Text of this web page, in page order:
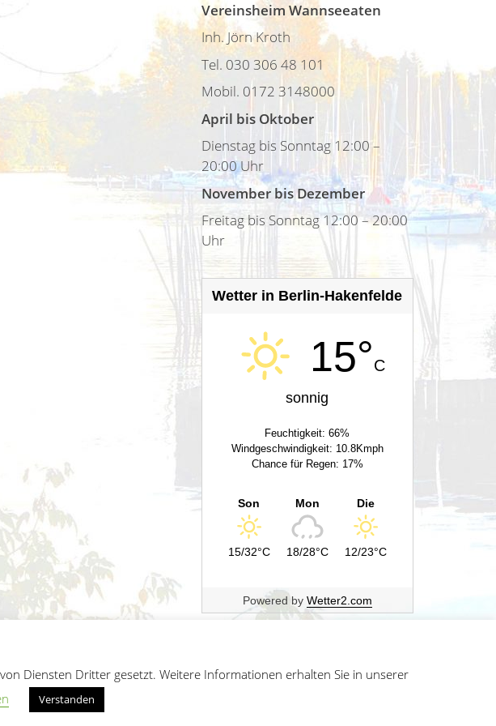
Vereinsheim Wannseeaten
Inh. Jörn Kroth
Tel. 030 306 48 101
Mobil. 0172 3148000
April bis Oktober
Dienstag bis Sonntag 12:00 –
20:00 Uhr
November bis Dezember
Freitag bis Sonntag 12:00 – 20:00
Uhr
Wetter in Berlin-Hakenfelde
15°C
sonnig
Feuchtigkeit: 66%
Windgeschwindigkeit: 10.8Kmph
Chance für Regen: 17%
Son
15/32°C
Mon
18/28°C
Die
12/23°C
Powered by Wetter2.com
Diensten Dritter gesetzt. Weitere Informationen erhalten Sie in unserer
Verstanden